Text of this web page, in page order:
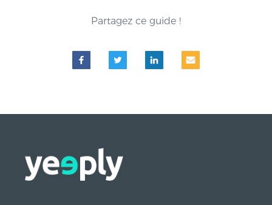
Partagez ce guide !